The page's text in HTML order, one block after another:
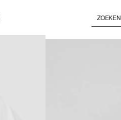
Paused • Muted